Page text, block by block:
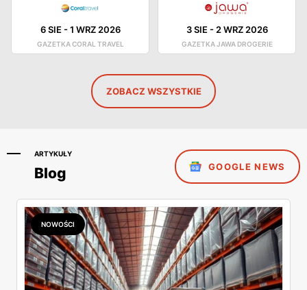
6 SIE-1 WRZ 2026
GAZETKA CORAL TRAVEL
3 SIE-2 WRZ 2026
GAZETKA JAWA DROGERIE
ZOBACZ WSZYSTKIE
ARTYKUŁY
Blog GOOGLE NEWS
NOWOŚCI